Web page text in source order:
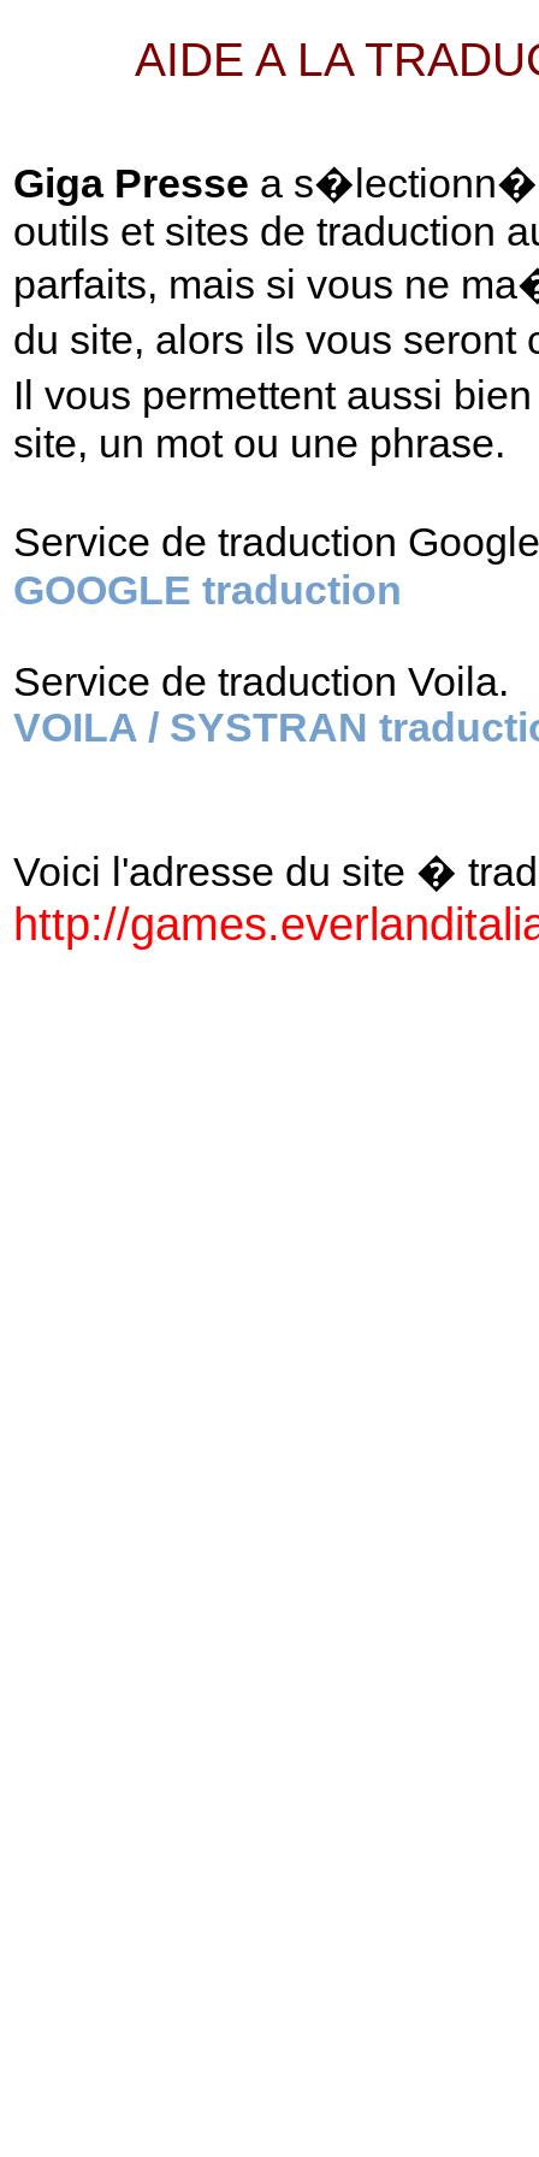
AIDE A LA
Giga Presse a s�lectionn�
outils et sites de traduction
parfaits, mais si vous ne
du site, alors ils vous
Il vous permettent aussi
site, un mot ou une phrase.
Service de traduction
GOOGLE traduction
Service de traduction Voila.
VOILA / SYSTRAN
Voici l'adresse du site �
http://